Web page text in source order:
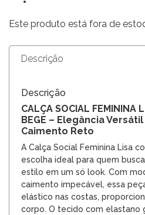
Este produto está fora de
Descrição
Descrição
CALÇA SOCIAL FEMININA
BEGE – Elegância
Caimento Reto
A Calça Social Feminina Lisa
escolha ideal para quem
estilo em um só look. Com
caimento impecável, essa
elástico nas costas,
corpo. O tecido com elastano